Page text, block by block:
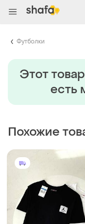
Футболки
Этот
есть
Похожие